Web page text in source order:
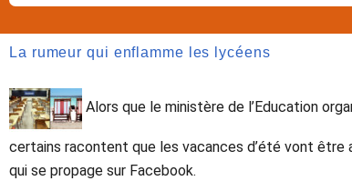
La rumeur qui enflamme les lycéens
Alors que le ministère de l’Education
certains racontent que les vacances d’été vont être
qui se propage sur Facebook.